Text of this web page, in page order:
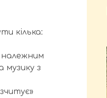
кілька:
належним
з